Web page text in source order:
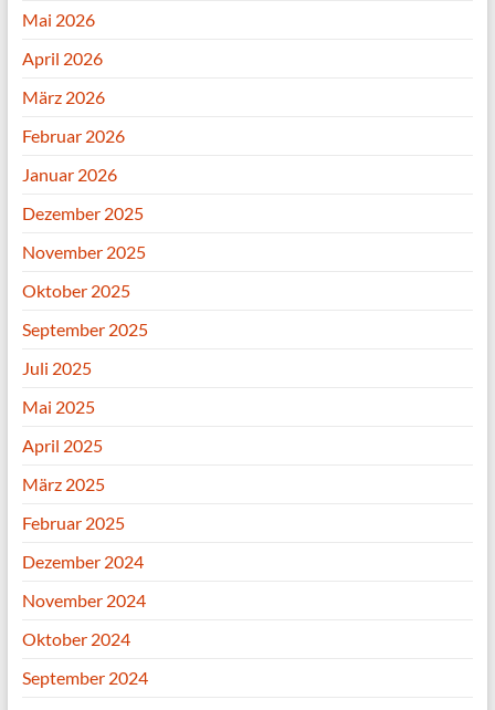
Mai 2026
April 2026
März 2026
Februar 2026
Januar 2026
Dezember 2025
November 2025
Oktober 2025
September 2025
Juli 2025
Mai 2025
April 2025
März 2025
Februar 2025
Dezember 2024
November 2024
Oktober 2024
September 2024